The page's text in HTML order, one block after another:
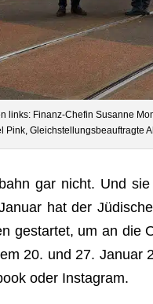
links: Finanz-Che­fin Susanne
Pink, Gleich­stel­lungs­be­auf­tragte
gar nicht. Und
hat der
gestar­tet, um an
20. und 27.
oder Instagram.